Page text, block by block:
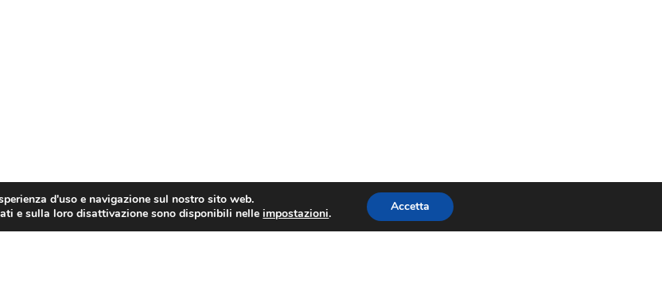
d'uso e navigazione sul nostro sito web.
e sulla loro disattivazione sono disponibili nelleimpostazioni. Accetta